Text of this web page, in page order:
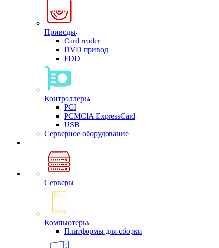
Приводы
Card reader
DVD привод
FDD
Контроллеры
PCI
PCMCIA ExpressCard
USB
Cерверное оборудование
Серверы
Компьютеры
Платформы для сборки